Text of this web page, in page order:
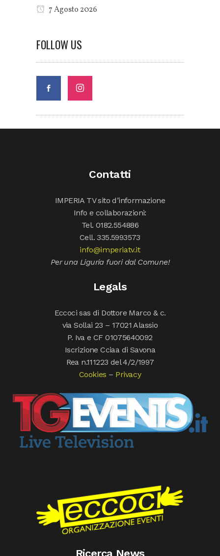
7 Agosto 2026
FOLLOW US
Contatti
IMPERIA TV sito d’informazione
Info e collaborazioni:
Tel. 0182.554886
Cell. 335.5993573
info@imperiatv.it
Per una Liguria fuori dal Comune!
Legals
Eccoci sas di Dottore Marco & c.
via Sollai 23 – 17021 Alassio
P. Iva e CF 01075640092
Iscrizione Cciaa di Savona
Rea n.111223 del 4/2/1997
Cookies – Privacy
Ricerca News